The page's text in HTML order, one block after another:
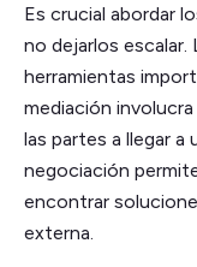
Es crucial abordar
no dejarlos escalar.
herramientas
mediación
las partes a llegar a
negociación
encontrar
externa.